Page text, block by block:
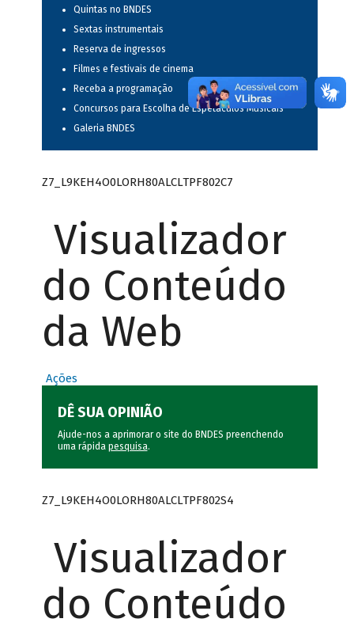
Quintas no BNDES
Sextas instrumentais
Reserva de ingressos
Filmes e festivais de cinema
Receba a programação
Concursos para Escolha de Espetáculos Musicais
Galeria BNDES
Z7_L9KEH4O0LORH80ALCLTPF802C7
Visualizador
do Conteúdo
da Web
Ações
DÊ SUA OPINIÃO
Ajude-nos a aprimorar o site do BNDES preenchendo
uma rápida pesquisa.
Z7_L9KEH4O0LORH80ALCLTPF802S4
Visualizador
do Conteúdo